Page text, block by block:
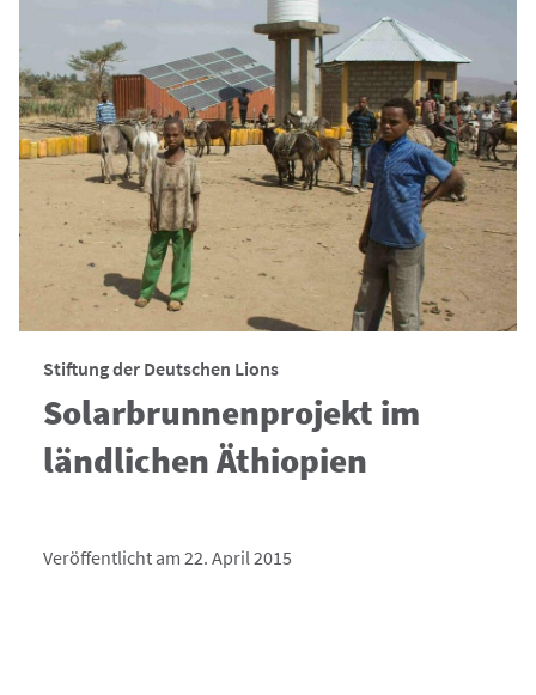
Stiftung der Deutschen Lions
Solarbrunnenprojekt im
ländlichen Äthiopien
Veröffentlicht am 22. April 2015